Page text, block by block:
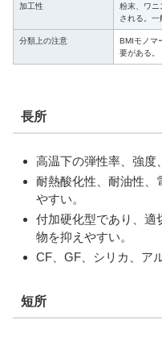
加工性
粉末、ワニ
される。一
分類上の注意
BMIモノマ
要がある。
長所
高温下の弾性率、強度
耐熱酸化性、耐油性、
やすい。
付加硬化型であり、適
物を抑えやすい。
CF、GF、シリカ、ア
短所